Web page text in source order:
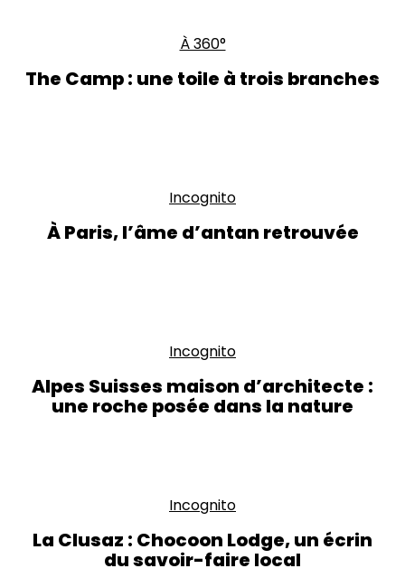
À 360°
The Camp : une toile à trois branches
Incognito
À Paris, l’âme d’antan retrouvée
Incognito
Alpes Suisses maison d’architecte :
une roche posée dans la nature
Incognito
La Clusaz : Chocoon Lodge, un écrin
du savoir-faire local